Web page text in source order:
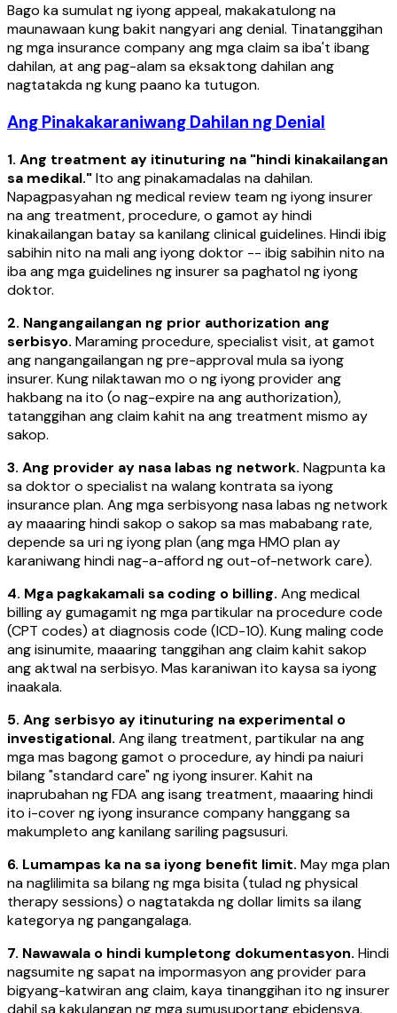
Bago ka sumulat ng iyong appeal, makakatulong na
maunawaan kung bakit nangyari ang denial. Tinatanggihan
ng mga insurance company ang mga claim sa iba't ibang
dahilan, at ang pag-alam sa eksaktong dahilan ang
nagtatakda ng kung paano ka tutugon.
Ang Pinakakaraniwang Dahilan ng Denial
1. Ang treatment ay itinuturing na "hindi kinakailangan
sa medikal."Ito ang pinakamadalas na dahilan.
Napagpasyahan ng medical review team ng iyong insurer
na ang treatment, procedure, o gamot ay hindi
kinakailangan batay sa kanilang clinical guidelines. Hindi ibig
sabihin nito na mali ang iyong doktor -- ibig sabihin nito na
iba ang mga guidelines ng insurer sa paghatol ng iyong
doktor.
2. Nangangailangan ng prior authorization ang
serbisyo. Maraming procedure, specialist visit, at gamot
ang nangangailangan ng pre-approval mula sa iyong
insurer. Kung nilaktawan mo o ng iyong provider ang
hakbang na ito (o nag-expire na ang authorization),
tatanggihan ang claim kahit na ang treatment mismo ay
sakop.
3. Ang provider ay nasa labas ng network. Nagpunta ka
sa doktor o specialist na walang kontrata sa iyong
insurance plan. Ang mga serbisyong nasa labas ng network
ay maaaring hindi sakop o sakop sa mas mababang rate,
depende sa uri ng iyong plan (ang mga HMO plan ay
karaniwang hindi nag-a-afford ng out-of-network care).
4. Mga pagkakamali sa coding o billing. Ang medical
billing ay gumagamit ng mga partikular na procedure code
(CPT codes) at diagnosis code (ICD-10). Kung maling code
ang isinumite, maaaring tanggihan ang claim kahit sakop
ang aktwal na serbisyo. Mas karaniwan ito kaysa sa iyong
inaakala.
5. Ang serbisyo ay itinuturing na experimental o
investigational. Ang ilang treatment, partikular na ang
mga mas bagong gamot o procedure, ay hindi pa naiuri
bilang "standard care" ng iyong insurer. Kahit na
inaprubahan ng FDA ang isang treatment, maaaring hindi
ito i-cover ng iyong insurance company hanggang sa
makumpleto ang kanilang sariling pagsusuri.
6. Lumampas ka na sa iyong benefit limit. May mga plan
na naglilimita sa bilang ng mga bisita (tulad ng physical
therapy sessions) o nagtatakda ng dollar limits sa ilang
kategorya ng pangangalaga.
7. Nawawala o hindi kumpletong dokumentasyon. Hindi
nagsumite ng sapat na impormasyon ang provider para
bigyang-katwiran ang claim, kaya tinanggihan ito ng insurer
dahil sa kakulangan ng mga sumusuportang ebidensya.